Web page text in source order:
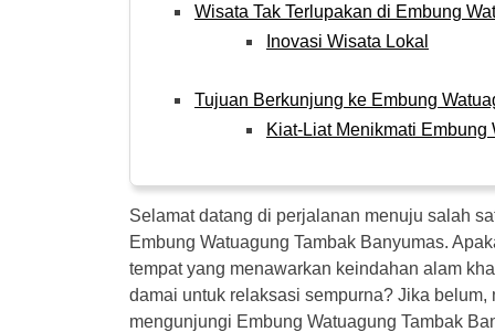
Wisata Tak Terlupakan di Embung
Inovasi Wisata Lokal
Tujuan Berkunjung ke Embung
Kiat-Liat Menikmati Embung
Selamat datang di perjalanan menuju salah
Embung Watuagung Tambak Banyumas.
tempat yang menawarkan keindahan alam
damai untuk relaksasi sempurna? Jika
mengunjungi Embung Watuagung Tambak